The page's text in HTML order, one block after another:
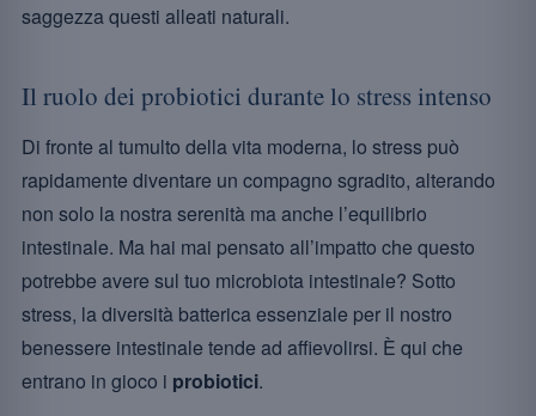
saggezza questi alleati naturali.
Il ruolo dei probiotici durante lo stress intenso
Di fronte al tumulto della vita moderna, lo stress può
rapidamente diventare un compagno sgradito, alterando
non solo la nostra serenità ma anche l’equilibrio
intestinale. Ma hai mai pensato all’impatto che questo
potrebbe avere sul tuo microbiota intestinale? Sotto
stress, la diversità batterica essenziale per il nostro
benessere intestinale tende ad affievolirsi. È qui che
entrano in gioco i probiotici.